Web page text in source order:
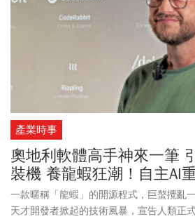
產業時事
奧地利軟體高手神來一筆
裝機 養龍蝦狂潮！自主AI
一款暱稱「龍蝦」的開源程式，巨螯攪亂
天才開發者掀起的技術風暴，宣告人類正